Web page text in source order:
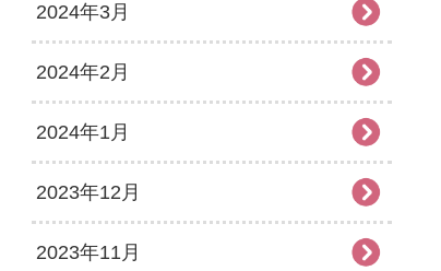
2024年3月
2024年2月
2024年1月
2023年12月
2023年11月